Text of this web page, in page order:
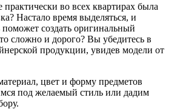
во всех квартирах была
Настало время выделяться, и
поможет создать оригинальный
сложно и дорого? Вы убедитесь в
продукции, увидев модели от
цвет и форму предметов
под желаемый стиль или дадим